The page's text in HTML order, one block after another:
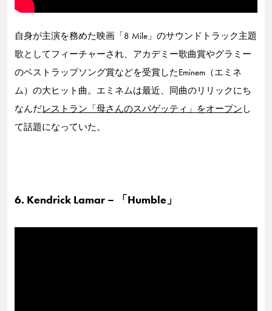
自身が主演を務めた映画「8 Mile」のサウンドトラック主題
歌としてフィーチャーされ、アカデミー歌曲賞やグラミー
のベストラップソング賞などを受賞したEminem（エミネ
ム）の大ヒット曲。エミネムは最近、同曲のリリックにち
なんだレストラン「母さんのスパゲッティ」をオープン し
て話題になっていた。
6. Kendrick Lamar – 「Humble」